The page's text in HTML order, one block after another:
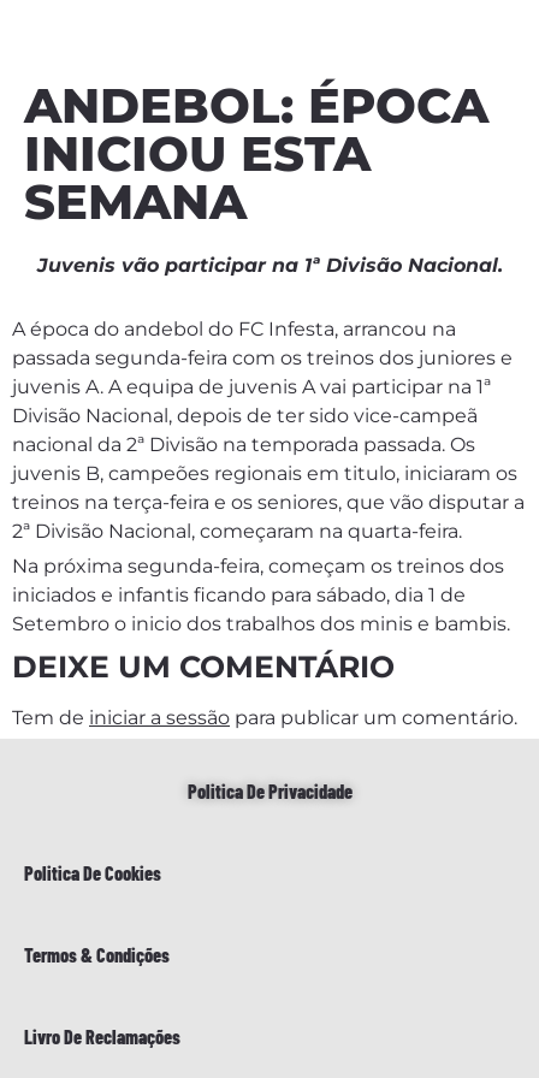
ANDEBOL: ÉPOCA
INICIOU ESTA
SEMANA
Juvenis vão participar na 1ª Divisão Nacional.
A época do andebol do FC Infesta, arrancou na
passada segunda-feira com os treinos dos juniores e
juvenis A. A equipa de juvenis A vai participar na 1ª
Divisão Nacional, depois de ter sido vice-campeã
nacional da 2ª Divisão na temporada passada. Os
juvenis B, campeões regionais em titulo, iniciaram os
treinos na terça-feira e os seniores, que vão disputar a
2ª Divisão Nacional, começaram na quarta-feira.
Na próxima segunda-feira, começam os treinos dos
iniciados e infantis ficando para sábado, dia 1 de
Setembro o inicio dos trabalhos dos minis e bambis.
DEIXE UM COMENTÁRIO
Tem de iniciar a sessão para publicar um comentário.
Politica De Privacidade
Politica De Cookies
Termos & Condições
Livro De Reclamações